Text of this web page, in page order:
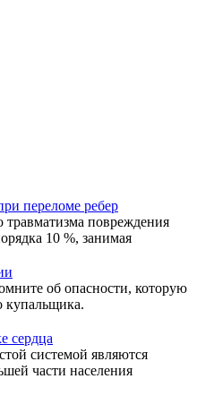
переломе ребер
травматизма повреждения
10 %, занимая
об опасности, которую
купальщика.
сердца
системой являются
части населения